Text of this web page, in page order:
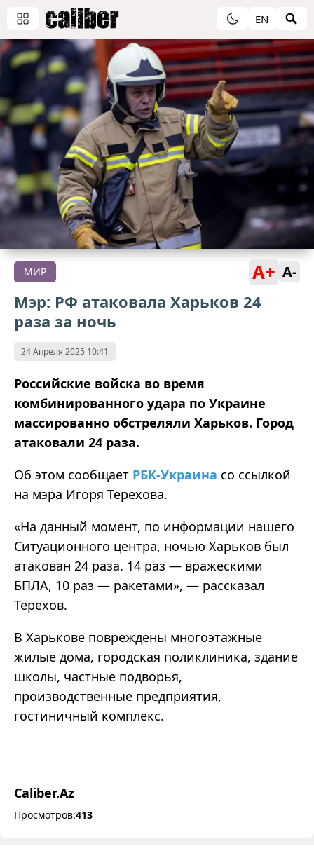
EN
МИР A+ A-
Мэр: РФ атаковала Харьков 24
раза за ночь
24 Апреля 2025 10:41
Российские войска во время
комбинированного удара по Украине
массированно обстреляли Харьков. Город
атаковали 24 раза.
Об этом сообщает РБК-Украина со ссылкой
на мэра Игоря Терехова.
«На данный момент, по информации нашего
Ситуационного центра, ночью Харьков был
атакован 24 раза. 14 раз — вражескими
БПЛА, 10 раз — ракетами», — рассказал
Терехов.
В Харькове повреждены многоэтажные
жилые дома, городская поликлиника, здание
школы, частные подворья,
производственные предприятия,
гостиничный комплекс.
Caliber.Az
Просмотров:413